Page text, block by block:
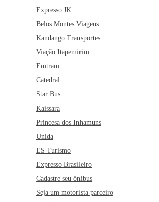
Expresso JK
Belos Montes Viagens
Kandango Transportes
Viação Itapemirim
Emtram
Catedral
Star Bus
Kaissara
Princesa dos Inhamuns
Unida
ES Turismo
Expresso Brasileiro
Cadastre seu ônibus
Seja um motorista parceiro